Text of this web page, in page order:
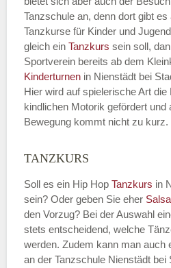
Name der Tanzschule
Kontakt E-Mail
Kontakt
Name des Tanzkurs
Tanzschule an, denn dort gibt
Tanzkurse für Kinder und
gleich ein Tanzkurs sein soll,
Sportverein bereits ab dem
Kinderturnen in Nienstädt bei
Hier wird auf spielerische Art
kindlichen Motorik gefördert und
Bewegung kommt nicht zu kurz.
TANZKURS
Soll es ein Hip Hop Tanzkurs in
sein? Oder geben Sie eher Salsa
den Vorzug? Bei der Auswahl
stets entscheidend, welche
werden. Zudem kann man auch
an der Tanzschule Nienstädt bei